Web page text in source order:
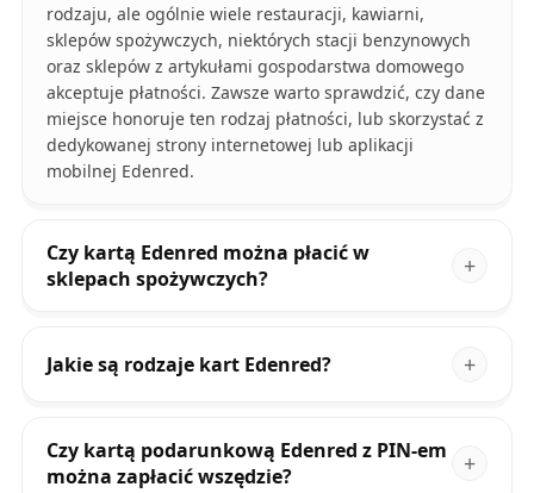
rodzaju, ale ogólnie wiele restauracji, kawiarni,
sklepów spożywczych, niektórych stacji benzynowych
oraz sklepów z artykułami gospodarstwa domowego
akceptuje płatności. Zawsze warto sprawdzić, czy dane
miejsce honoruje ten rodzaj płatności, lub skorzystać z
dedykowanej strony internetowej lub aplikacji
mobilnej Edenred.
Czy kartą Edenred można płacić w
sklepach spożywczych?
Jakie są rodzaje kart Edenred?
Czy kartą podarunkową Edenred z PIN-em
można zapłacić wszędzie?